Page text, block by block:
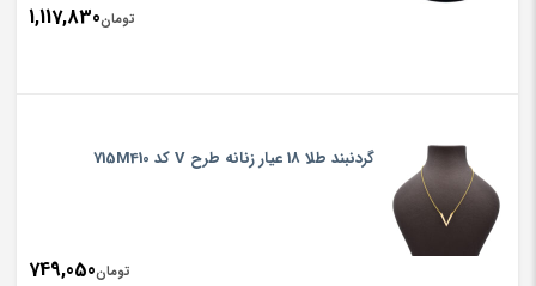
تومان1,117,830
گردنبند طلا 18 عیار زنانه طرح V کد 715M410
تومان749,050